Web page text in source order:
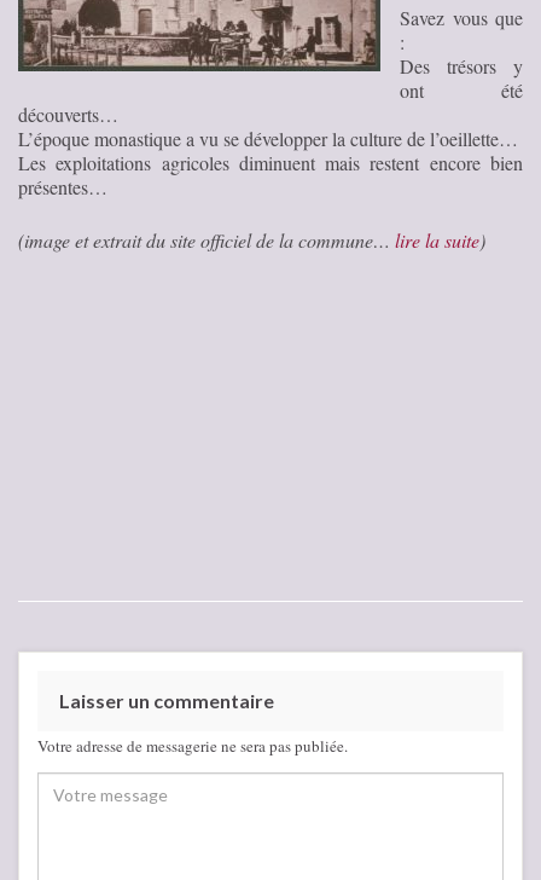
Savez vous que
:
Des trésors y
ont été
découverts…
L’époque monastique a vu se développer la culture de l’oeillette…
Les exploitations agricoles diminuent mais restent encore bien
présentes…
(image et extrait du site officiel de la commune… lire la suite)
Laisser un commentaire
Votre adresse de messagerie ne sera pas publiée.